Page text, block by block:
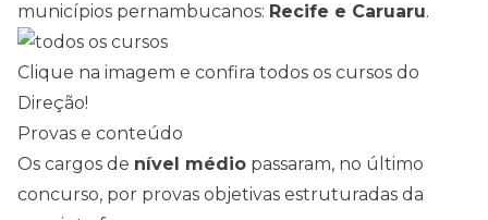
municípios pernambucanos: Recife e Caruaru.
Clique na imagem e confira todos os cursos do
Direção!
Provas e conteúdo
Os cargos de nível médio passaram, no último
concurso, por provas objetivas estruturadas da